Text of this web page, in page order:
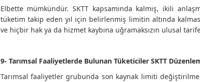
Elbette mümkündür. SKTT kapsamında kalmış, ikili
tüketim takip eden yıl için belirlenmiş limitin altında
ve hiçbir hak ya da hizmet kaybına uğramaksızın ulusal
9- Tarımsal Faaliyetlerde Bulunan Tüketiciler SKTT
Tarımsal faaliyetler grubunda son kaynak limiti